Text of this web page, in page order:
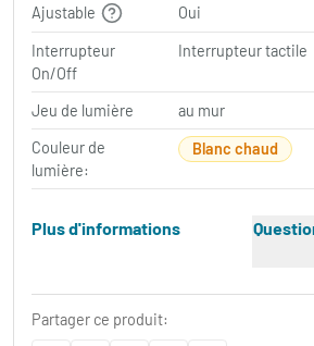
Ajustable
Oui
Interrupteur
On/Off
Interrupteur tactile
Jeu de lumière
au mur
Couleur de
lumière:
Blanc chaud
Plus d'informations
Partager ce produit: